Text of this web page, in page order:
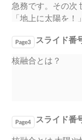
急務です。その次
「地上に太陽を
に核融合に必要
ま した。 その核
を通してどのよう
Page3 スライド番
核融合とは？
Page4 スライド番